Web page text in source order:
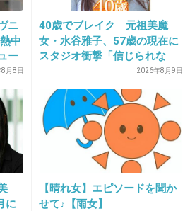
は中3でした。だけど30
作った音楽は大好きです。
ったなぁ〜。バンドはや
誕生日おめでとう！今で
ニ
中
ー
月8日
40歳でブレイク 元祖美魔
女・水谷雅子、57歳の現在に
スタジオ衝撃「信じられな
い」「やっぱすごいね」2026年8月9日
に
【晴れ女】エピソードを聞か
せて♪【雨女】